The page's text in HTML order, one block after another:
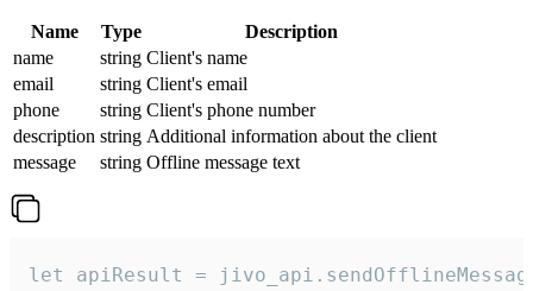
Name Type
Description
name
string Client's name
email
string Client's email
phone
string Client's phone number
description string Additional information about the client
message
string Offline message text
let apiResult =